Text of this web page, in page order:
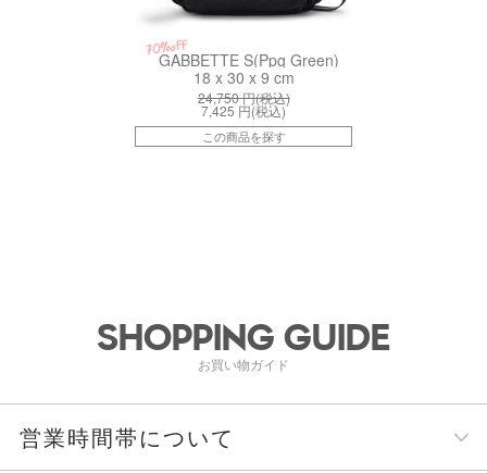
70%off
GABBETTE S(Ppg Green)
18 x 30 x 9 cm
24,750円(税込)
7,425 円(税込)
この商品を探す
SHOPPING GUIDE
お買い物ガイド
営業時間帯について